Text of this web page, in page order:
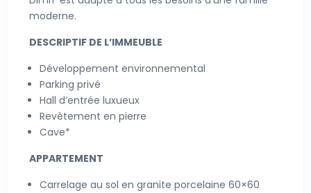
moderne.
DESCRIPTIF DE L’IMMEUBLE
Développement environnemental
Parking privé
Hall d’entrée luxueux
Revêtement en pierre
Cave*
APPARTEMENT
Carrelage au sol en granite porcelaine 60×60